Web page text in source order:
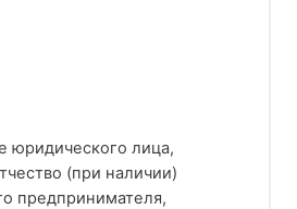
юридического лица,
(при наличии)
предпринимателя,